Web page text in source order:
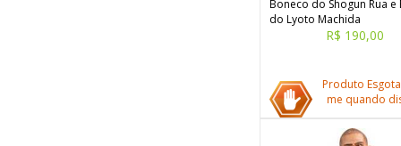
Boneco do Shogun Rua e
do Lyoto Machida
R$ 190,00
Produto
me quando